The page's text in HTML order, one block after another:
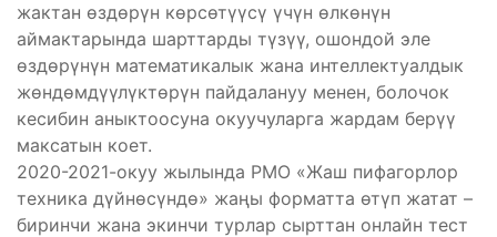
жактан өздөрүн көрсөтүүсү үчүн өлкөнүн
аймактарында шарттарды түзүү, ошондой эле
өздөрүнүн математикалык жана интеллектуалдык
жөндөмдүүлүктөрүн пайдалануу менен, болочок
кесибин аныктоосуна окуучуларга жардам берүү
максатын коет.
2020-2021-окуу жылында РМО «Жаш пифагорлор
техника дүйнөсүндө» жаңы форматта өтүп жатат –
биринчи жана экинчи турлар сырттан онлайн тест